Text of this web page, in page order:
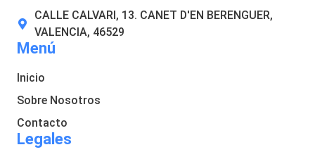
Menú
Inicio
Sobre Nosotros
Contacto
Legales
CALLE CALVARI, 13. CANET D'EN BERENGUER,
VALENCIA, 46529